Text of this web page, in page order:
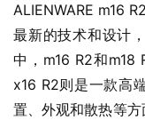
ALIENWARE m16
最新的技术和设计
中，m16 R2和m18
x16 R2则是一款高
置、外观和散热等